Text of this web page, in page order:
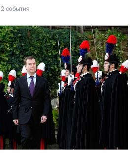
2 события